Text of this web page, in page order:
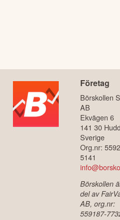
Företag
Börskollen
AB
Ekvägen 6
141 30
Sverige
Org.nr:
5141
Börskollen
del av
AB, org.nr:
559187-